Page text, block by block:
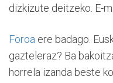
dizkizute deitzeko. E-
Foroa ere badago.
gazteleraz? Ba
horrela izanda beste